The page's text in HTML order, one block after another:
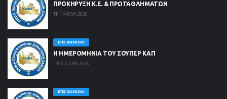
ΠΡΟΚΗΡΥΞΗ Κ.Ε. & ΠΡΩΤΑΘΛΗΜΑΤΩΝ
ΤΡΙ 14 ΙΟΥΛ 2026
ΕΠΣ ΧΑΝΊΩΝ
Η ΗΜΕΡΟΜΗΝΙΑ ΤΟΥ ΣΟΥΠΕΡ ΚΑΠ
ΠΕΜ 2 ΙΟΥΛ 2026
ΕΠΣ ΧΑΝΊΩΝ